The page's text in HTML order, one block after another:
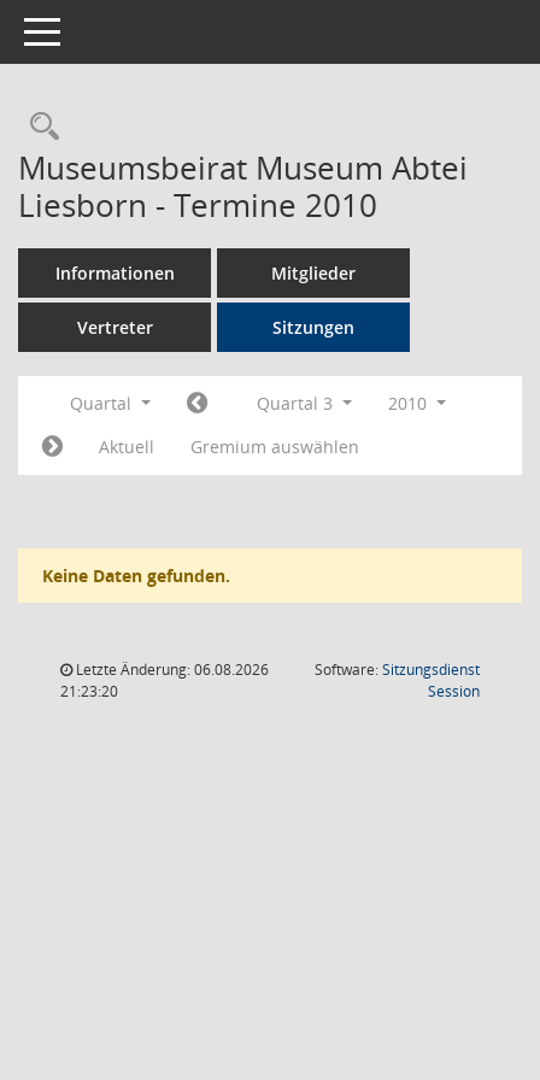
Toggle navigation
Rechercheauswahl
Museumsbeirat Museum Abtei
Liesborn - Termine 2010
Informationen Mitglieder
Vertreter Sitzungen
Quartal Quartal 3
2010
Aktuell
Gremium auswählen
Keine Daten gefunden.
Letzte Änderung: 06.08.2026
21:23:20
Software:Sitzungsdienst
Session(Wird in